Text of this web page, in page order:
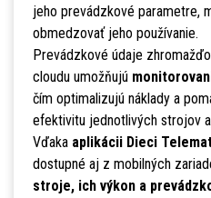
jeho prevádzkové parametre,
obmedzovať jeho používanie.
Prevádzkové údaje
cloudu umožňujú
čím optimalizujú náklady a
efektivitu jednotlivých strojov
Vďaka aplikácii Dieci
dostupné aj z mobilných
stroje, ich výkon a